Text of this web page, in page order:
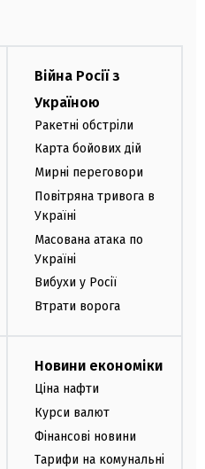
Війна Росії з
Україною
Ракетні обстріли
Карта бойових дій
Мирні переговори
Повітряна тривога в
Україні
Масована атака по
Україні
Вибухи у Росії
Втрати ворога
Новини економіки
Ціна нафти
Курси валют
Фінансові новини
Тарифи на комунальні